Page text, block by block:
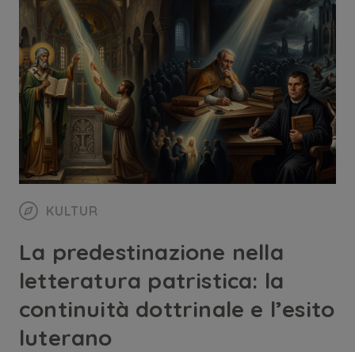
KULTUR
La predestinazione nella
letteratura patristica: la
continuità dottrinale e l’esito
luterano